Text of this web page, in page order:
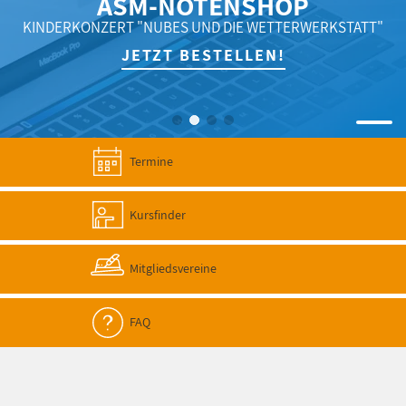
KINDERKONZERT "NUBES UND DIE WETTERWERKSTATT"
JETZT BESTELLEN!
Termine
Kursfinder
Mitgliedsvereine
FAQ